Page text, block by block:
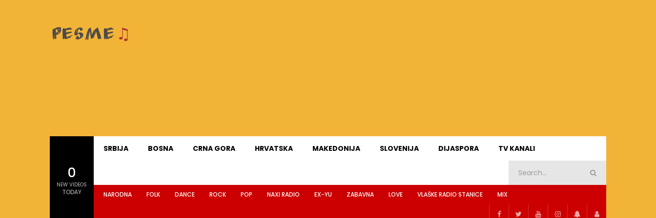
0
NEW VIDEOS
TODAY
SRBIJA BOSNA CRNA GORA HRVATSKA MAKEDONIJA SLOVENIJA DIJASPORA TV KANALI
NARODNA FOLK DANCE ROCK POP NAXI RADIO EX-YU ZABAVNA LOVE VLAŠKE RADIO STANICE MIX